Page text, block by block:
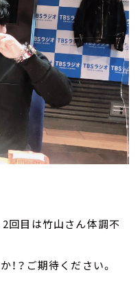
回目は竹山さん体調不
？ご期待ください。